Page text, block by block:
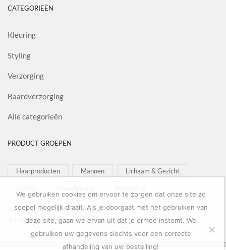
CATEGORIEËN
Kleuring
Styling
Verzorging
Baardverzorging
Alle categorieën
PRODUCT GROEPEN
Haarproducten Mannen Lichaam & Gezicht
Al onze goederen zijn inclusief
BTW afgebeeld in onze shop!
We gebruiken cookies om ervoor te zorgen dat onze site zo
soepel mogelijk draait. Als je doorgaat met het gebruiken van
deze site, gaan we ervan uit dat je ermee instemt. We
gebruiken uw gegevens slechts voor een correcte
afhandeling van uw bestelling!